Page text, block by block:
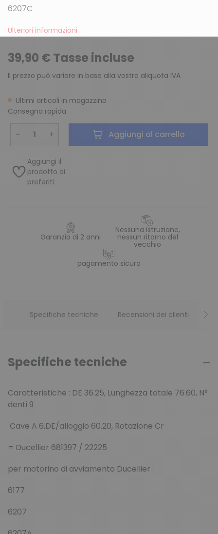
6207C
Ulteriori informazioni
39,90 € Tasse incluse
Il prezzo può variare in base alla vostra aliquota IVA
Ultimi articoli in magazzino
Consegna rapida
− + Aggiungi al carrello
Aggiungi il
prodotto ai
preferiti
Garanzia di 2 anni
Nessuna istruzione,
nessun ritorno del
vecchio
pagamento sicuro
Specifiche tecniche Recensioni dei clienti
Specifiche tecniche
Caratteristiche : DE 36.25, Lunghezza totale 76.60, N°
denti 9
Cave A 6,DE/alloggio 60.20, Rotazione Cr
= Ducellier 681397 / 22225
per motorino di avviamento Ducellier :
6177
6207